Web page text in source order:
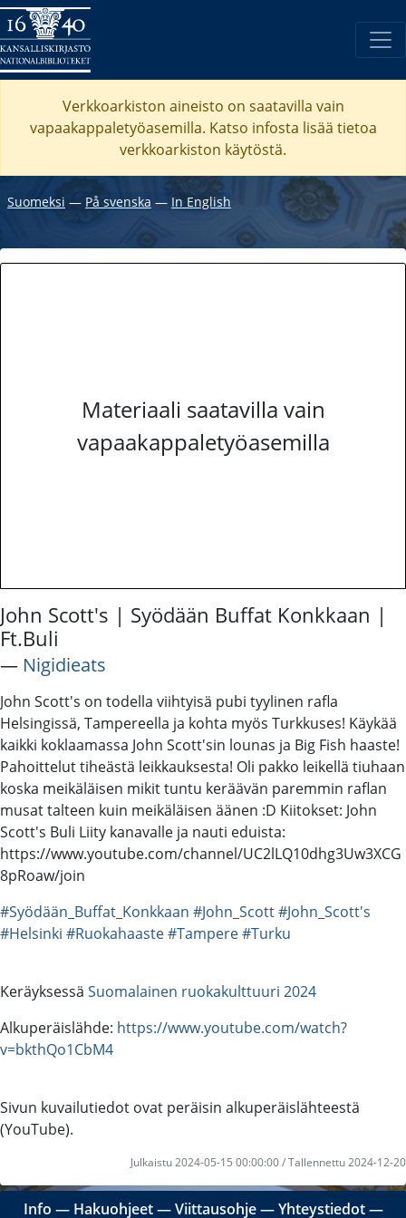
Verkkoarkiston aineisto on saatavilla vain
vapaakappaletyöasemilla. Katso infosta lisää tietoa
verkkoarkiston käytöstä.
Suomeksi ― På svenska ― In English
Materiaali saatavilla vain
vapaakappaletyöasemilla
John Scott's | Syödään Buffat Konkkaan |
Ft.Buli
― Nigidieats
John Scott's on todella viihtyisä pubi tyylinen rafla
Helsingissä, Tampereella ja kohta myös Turkkuses! Käykää
kaikki koklaamassa John Scott'sin lounas ja Big Fish haaste!
Pahoittelut tiheästä leikkauksesta! Oli pakko leikellä tiuhaan
koska meikäläisen mikit tuntu keräävän paremmin raflan
musat talteen kuin meikäläisen äänen :D Kiitokset: John
Scott's Buli Liity kanavalle ja nauti eduista:
https://www.youtube.com/channel/UC2lLQ10dhg3Uw3XCG
8pRoaw/join
#Syödään_Buffat_Konkkaan #John_Scott#John_Scott's
#Helsinki #Ruokahaaste#Tampere#Turku
Keräyksessä Suomalainen ruokakulttuuri 2024
Alkuperäislähde: https://www.youtube.com/watch?
v=bkthQo1CbM4
Sivun kuvailutiedot ovat peräisin alkuperäislähteestä
(YouTube).
Julkaistu 2024-05-15 00:00:00 / Tallennettu 2024-12-20
Info ― Hakuohjeet―Viittausohje―Yhteystiedot―